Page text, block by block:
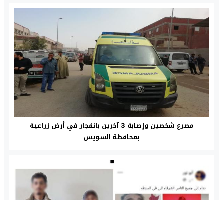
مصرع شخصين وإصابة 3 آخرين بانفجار في أرض زراعية
بمحافظة السويس